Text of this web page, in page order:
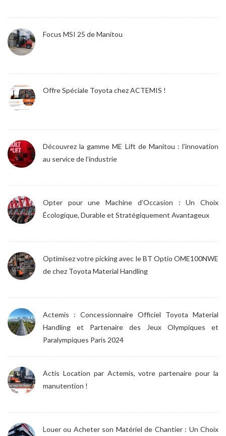
Focus MSI 25 de Manitou
Offre Spéciale Toyota chez ACTEMIS !
Découvrez la gamme ME Lift de Manitou : l’innovation
au service de l’industrie
Opter pour une Machine d’Occasion : Un Choix
Écologique, Durable et Stratégiquement Avantageux
Optimisez votre picking avec le BT Optio OME100NWE
de chez Toyota Material Handling
Actemis : Concessionnaire Officiel Toyota Material
Handling et Partenaire des Jeux Olympiques et
Paralympiques Paris 2024
Actis Location par Actemis, votre partenaire pour la
manutention !
Louer ou Acheter son Matériel de Chantier : Un Choix